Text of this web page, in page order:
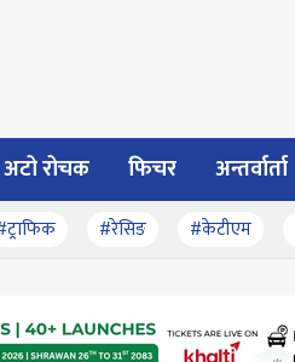
अटो रोचक फिचर अन्तर्वार्ता
#रेसिङ #केटीएम